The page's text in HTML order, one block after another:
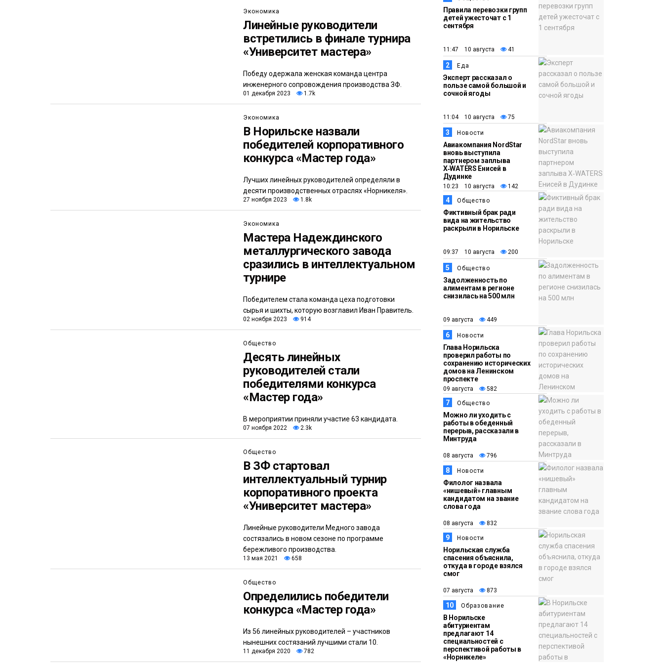
Экономика
Линейные руководители
встретились в финале турнира
«Университет мастера»
Победу одержала женская команда центра
инженерного сопровождения производства ЗФ.
01 декабря 2023 1.7k
Экономика
В Норильске назвали
победителей корпоративного
конкурса «Мастер года»
Лучших линейных руководителей определяли в
десяти производственных отраслях «Норникеля».
27 ноября 2023 1.8k
Экономика
Мастера Надеждинского
металлургического завода
сразились в интеллектуальном
турнире
Победителем стала команда цеха подготовки
сырья и шихты, которую возглавил Иван Правитель.
02 ноября 2023 914
Общество
Десять линейных
руководителей стали
победителями конкурса
«Мастер года»
В мероприятии приняли участие 63 кандидата.
07 ноября 2022 2.3k
Общество
В ЗФ стартовал
интеллектуальный турнир
корпоративного проекта
«Университет мастера»
Линейные руководители Медного завода
состязались в новом сезоне по программе
бережливого производства.
13 мая 2021 658
Общество
Определились победители
конкурса «Мастер года»
Из 56 линейных руководителей – участников
нынешних состязаний лучшими стали 10.
11 декабря 2020 782
Правила перевозки групп
детей ужесточат с 1
сентября
11:47 10 августа 41
2 Еда
Эксперт рассказал о
пользе самой большой и
сочной ягоды
11:04 10 августа 75
3 Новости
Авиакомпания NordStar
вновь выступила
партнером заплыва
X‑WATERS Енисей в
Дудинке
10:23 10 августа 142
4 Общество
Фиктивный брак ради
вида на жительство
раскрыли в Норильске
09:37 10 августа 200
5 Общество
Задолженность по
алиментам в регионе
снизилась на 500 млн
09 августа 449
6 Новости
Глава Норильска
проверил работы по
сохранению исторических
домов на Ленинском
проспекте
09 августа 582
7 Общество
Можно ли уходить с
работы в обеденный
перерыв, рассказали в
Минтруда
08 августа 796
8 Новости
Филолог назвала
«нишевый» главным
кандидатом на звание
слова года
08 августа 832
9 Новости
Норильская служба
спасения объяснила,
откуда в городе взялся
смог
07 августа 873
10 Образование
В Норильске
абитуриентам
предлагают 14
специальностей с
перспективой работы в
«Норникеле»